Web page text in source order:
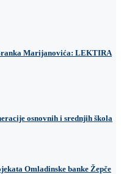
Marijanovića: LEKTIRA
osnovnih i srednjih škola
Omladinske banke Žepče